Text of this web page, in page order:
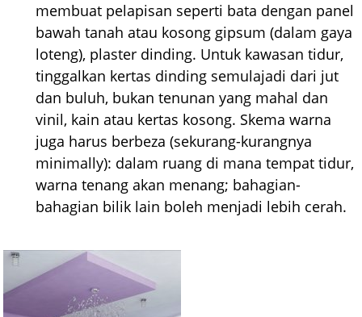
membuat pelapisan seperti bata dengan panel
bawah tanah atau kosong gipsum (dalam gaya
loteng), plaster dinding. Untuk kawasan tidur,
tinggalkan kertas dinding semulajadi dari jut
dan buluh, bukan tenunan yang mahal dan
vinil, kain atau kertas kosong. Skema warna
juga harus berbeza (sekurang-kurangnya
minimally): dalam ruang di mana tempat tidur,
warna tenang akan menang; bahagian-
bahagian bilik lain boleh menjadi lebih cerah.